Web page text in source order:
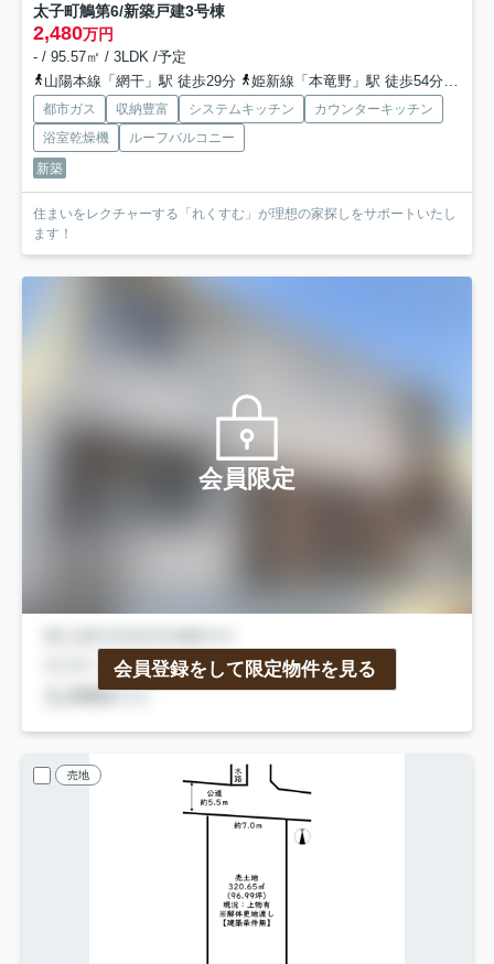
太子町鵤第6/新築戸建3号棟
2,480万円
- / 95.57㎡ / 3LDK /予定
山陽本線「網干」駅 徒歩29分
姫新線「本竜野」駅 徒歩54分
都市ガス 収納豊富 システムキッチン
カウンターキッチン
浴室乾燥機
ルーフバルコニー
新築
住まいをレクチャーする「れくすむ」が理想の家探しをサポートいたし
ます！
会員限定
会員登録をして限定物件を見る
売地